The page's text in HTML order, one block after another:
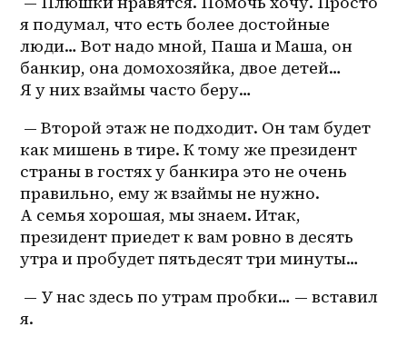
я подумал, что есть более достойные
люди… Вот надо мной, Паша и Маша, он
банкир, она домохозяйка, двое детей…
Я у них взаймы часто беру…
— Второй этаж не подходит. Он там будет
как мишень в тире. К тому же президент
страны в гостях у банкира это не очень
правильно, ему ж взаймы не нужно.
А семья хорошая, мы знаем. Итак,
президент приедет к вам ровно в десять
утра и пробудет пятьдесят три минуты…
— У нас здесь по утрам пробки… — вставил
я.